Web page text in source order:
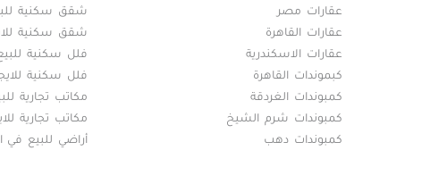
عقارات مصر
عقارات القاهرة
عقارات الاسكندرية
كبموندات القاهرة
كمبوندات الغردقة
كمبوندات شرم الشيخ
كمبوندات دهب
شقق سكنية
شقق سكنية
فلل سكنية
فلل سكنية
مكاتب تجارية
مكاتب تجارية
أراضي للبيع في